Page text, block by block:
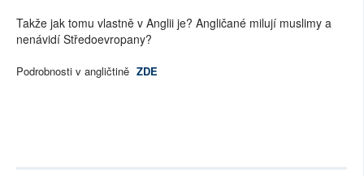
Takže jak tomu vlastně v Anglii je? Angličané milují muslimy a
nenávidí Středoevropany?
Podrobnosti v angličtině ZDE